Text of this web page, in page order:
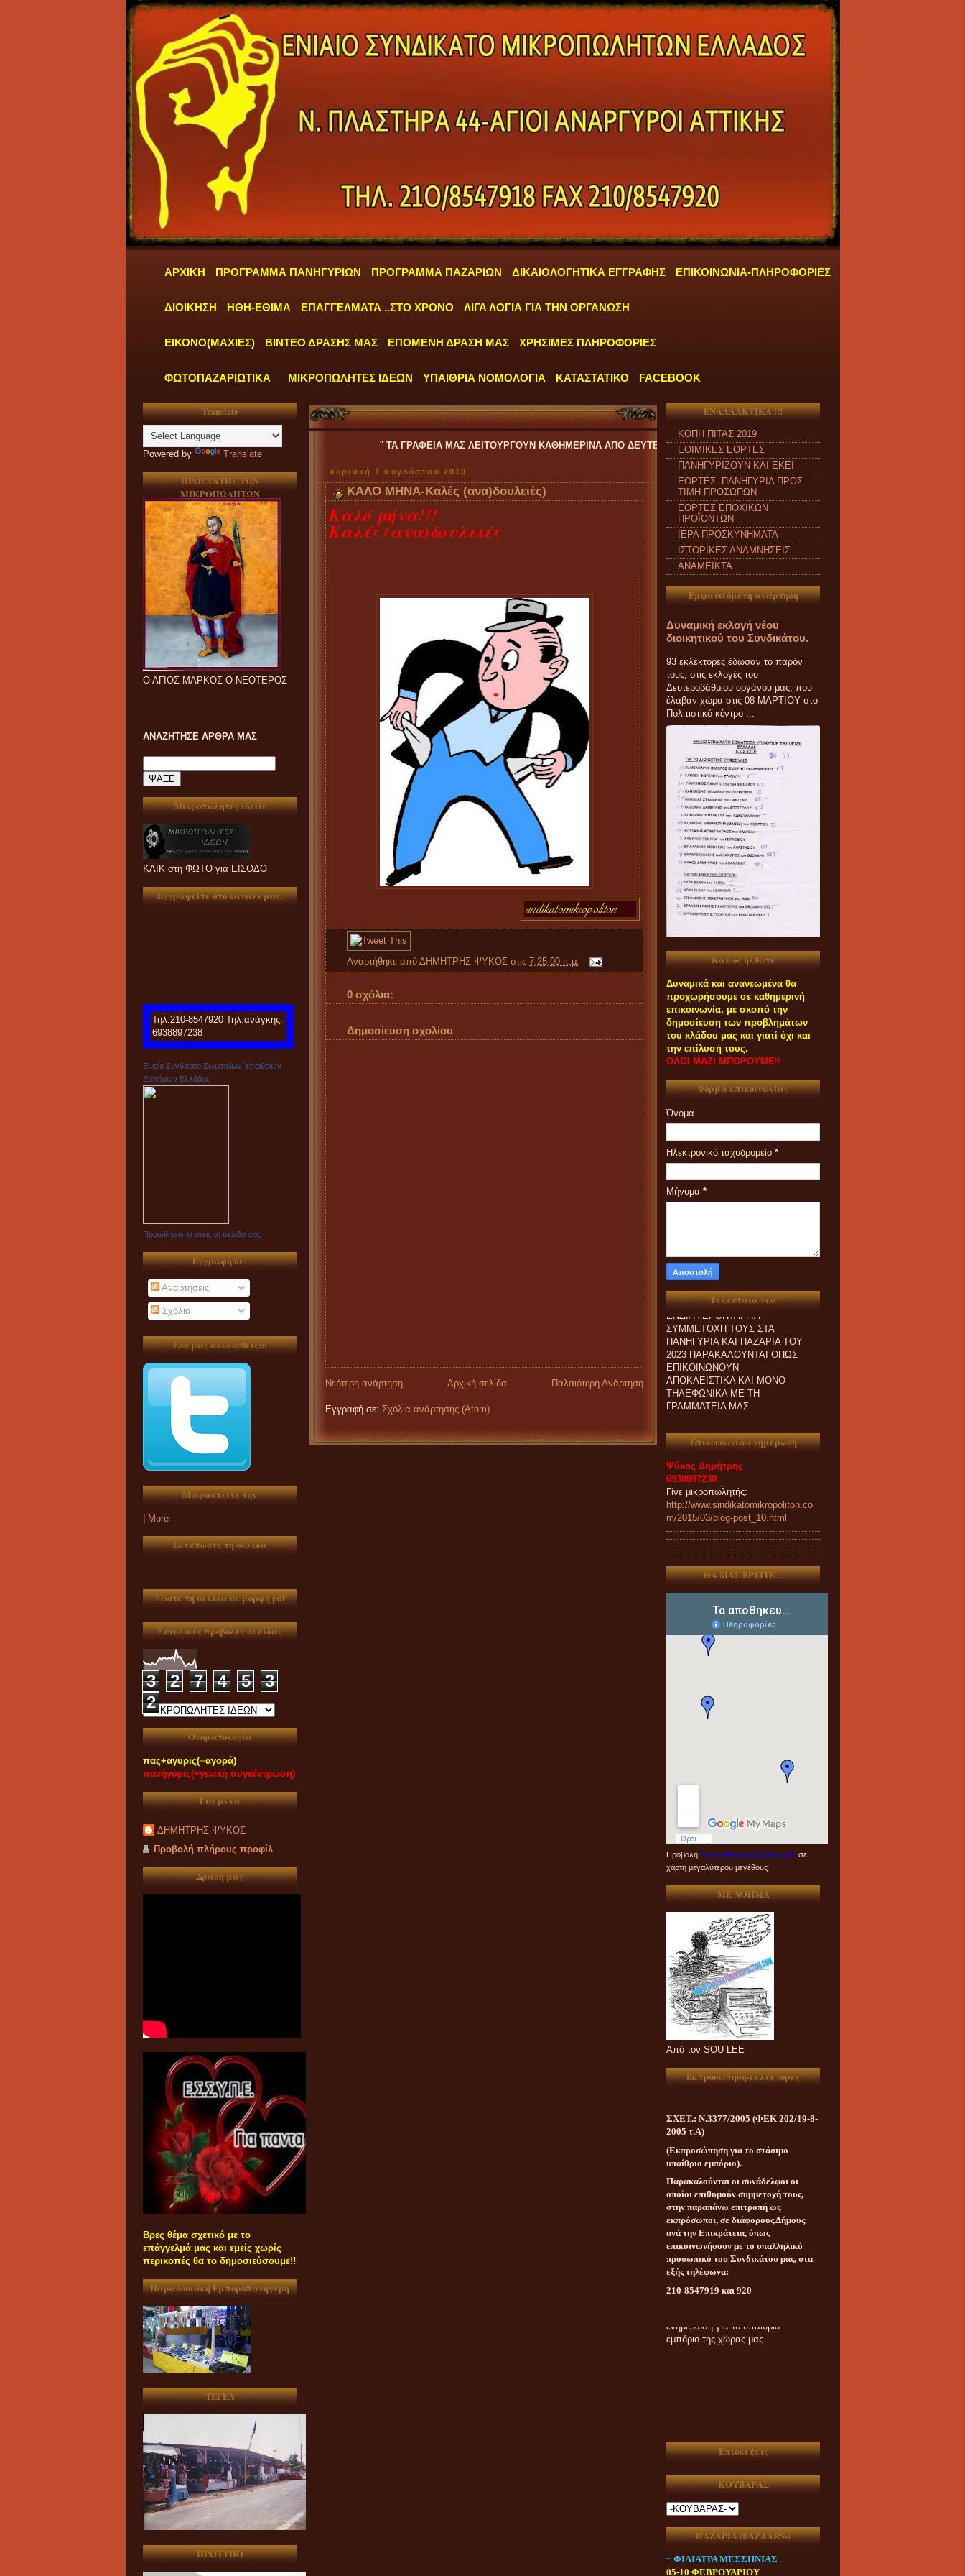
ΑΡΧΙΚΗ ΠΡΟΓΡΑΜΜΑ ΠΑΝΗΓΥΡΙΩΝ ΠΡΟΓΡΑΜΜΑ ΠΑΖΑΡΙΩΝ ΔΙΚΑΙΟΛΟΓΗΤΙΚΑ ΕΓΓΡΑΦΗΣ ΕΠΙΚΟΙΝΩΝΙΑ-ΠΛΗΡΟΦΟΡΙΕΣ
ΔΙΟΙΚΗΣΗ ΗΘΗ-ΕΘΙΜΑ ΕΠΑΓΓΕΛΜΑΤΑ ..ΣΤΟ ΧΡΟΝΟ ΛΙΓΑ ΛΟΓΙΑ ΓΙΑ ΤΗΝ ΟΡΓΑΝΩΣΗ
ΕΙΚΟΝΟ(ΜΑΧΙΕΣ) ΒΙΝΤΕΟ ΔΡΑΣΗΣ ΜΑΣ ΕΠΟΜΕΝΗ ΔΡΑΣΗ ΜΑΣ ΧΡΗΣΙΜΕΣ ΠΛΗΡΟΦΟΡΙΕΣ
ΦΩΤΟΠΑΖΑΡΙΩΤΙΚΑ ΜΙΚΡΟΠΩΛΗΤΕΣ ΙΔΕΩΝ ΥΠΑΙΘΡΙΑ ΝΟΜΟΛΟΓΙΑ ΚΑΤΑΣΤΑΤΙΚΟ FACEBOOK
Translate
Powered by Translate
ΠΡΟΣΤΑΤΗΣ ΤΩΝ
ΜΙΚΡΟΠΩΛΗΤΩΝ
Ο ΑΓΙΟΣ ΜΑΡΚΟΣ Ο ΝΕΟΤΕΡΟΣ
ΑΝΑΖΗΤΗΣΕ ΑΡΘΡΑ ΜΑΣ
Μικροπωλητές ιδεών
ΚΛΙΚ στη ΦΩΤΟ για ΕΙΣΟΔΟ
Εγγραφείτε στο κανάλι μας.
Τηλ.210-8547920 Τηλ.ανάγκης:
6938897238
Ενιαίο Συνδικάτο Σωματείων Υπαιθρίων
Εμπόρων Ελλάδας
Προωθήστε κι εσείς τη σελίδα σας
Εγγραφή σε:
Αναρτήσεις
Σχόλια
Εσύ μας ακολουθείς:::
Μοιραστείτε την
More
Εκτυπώστε τη σελίδα
Σώστε τη σελίδα σε μορφή pdf
Συνολικές προβολές σελίδας
3 2 7 4 5
3
2
Ονοματολογία
πας+αγυρις(=αγορά)
πανήγυρις(=γενική συγκέντρωση)
Για μένα
ΔΗΜΗΤΡΗΣ ΨΥΚΟΣ
Προβολή πλήρους προφίλ
Δράση μας
Βρες θέμα σχετικό με το
επάγγελμά μας και εμείς χωρίς
περικοπές θα το δημοσιεύσουμε!!
Παραδοσιακή Εμποροπανήγυρη
ΤΕΓΕΑ
ΠΡΟΤΥΠΟ
ΤΑ ΓΡΑΦΕΙΑ ΜΑΣ ΛΕΙΤΟΥΡΓΟΥΝ ΚΑΘΗΜΕΡΙΝΑ ΑΠΟ ΔΕΥΤΕΡΑ έως ΠΑΡΑΣΚΕΥΗ και από ώρα 09:00 π.μ. έως 04:00 μ.μ.
κυριακή 1 αυγούστου 2010
ΚΑΛΟ ΜΗΝΑ-Καλές (ανα)δουλειές)
Kαλό μήνα!!!
Καλές (ανα)δουλειές
Αναρτήθηκε από ΔΗΜΗΤΡΗΣ ΨΥΚΟΣ στις 7:25:00 π.μ.
0 σχόλια:
Δημοσίευση σχολίου
Νεότερη ανάρτηση Παλαιότερη Ανάρτηση
Αρχική σελίδα
Εγγραφή σε: Σχόλια ανάρτησης (Atom)
ΕΝΑΛΛΑΚΤΙΚΑ !!!
ΚΟΠΗ ΠΙΤΑΣ 2019
ΕΘΙΜΙΚΕΣ ΕΟΡΤΕΣ
ΠΑΝΗΓΥΡΙΖΟΥΝ ΚΑΙ ΕΚΕΙ
ΕΟΡΤΕΣ -ΠΑΝΗΓΥΡΙΑ ΠΡΟΣ
ΤΙΜΗ ΠΡΟΣΩΠΩΝ
ΕΟΡΤΕΣ ΕΠΟΧΙΚΩΝ
ΠΡΟΪΟΝΤΩΝ
ΙΕΡΑ ΠΡΟΣΚΥΝΗΜΑΤΑ
ΙΣΤΟΡΙΚΕΣ ΑΝΑΜΝΗΣΕΙΣ
ΑΝΑΜΕΙΚΤΑ
Εμφανιζόμενη ανάρτηση
Δυναμική εκλογή νέου
διοικητικού του Συνδικάτου.
93 εκλέκτορες έδωσαν το παρόν
τους, στις εκλογές του
Δευτεροβάθμιου οργάνου μας, που
έλαβαν χώρα στις 08 ΜΑΡΤΙΟΥ στο
Πολιτιστικό κέντρο ...
Καλώς ήλθατε
Δυναμικά και ανανεωμένα θα
προχωρήσουμε σε καθημερινή
επικοινωνία, με σκοπό την
δημοσίευση των προβλημάτων
του κλάδου μας και γιατί όχι και
την επίλυσή τους.
ΟΛΟΙ ΜΑΖΙ ΜΠΟΡΟΥΜΕ!!
Φόρμα επικοινωνίας
Όνομα
Ηλεκτρονικό ταχυδρομείο *
Μήνυμα *
Τελευταία νέα
ΟΙ ΣΥΝΑΔΕΛΦΟΙ ΠΟΥ
ΕΝΔΙΑΦΕΡΟΝΤΑΙ ΓΙΑ
ΠΑΝΗΓΥΡΙΑ ΚΑΙ ΠΑZΑΡΙΑ ΤΟΥ
2023 ΠΑΡΑΚΑΛΟΥΝΤΑΙ ΟΠΩΣ
ΕΠΙΚΟΙΝΩΝΟΥΝ
ΑΠΟΚΛΕΙΣΤΙΚΑ ΚΑΙ ΜΟΝΟ
ΤΗΛΕΦΩΝΙΚΑ ΜΕ ΤΗ
ΓΡΑΜΜΑΤΕΙΑ ΜΑΣ.
Επικοινωνία-ενημέρωση
Ψύκος Δημήτρης
6938897238
Γίνε μικροπωλητής:
http://www.sindikatomikropoliton.co
m/2015/03/blog-post_10.html
ΘΑ ΜΑΣ ΒΡΕΙΤΕ ...
Προβολή Τα αποθηκευμένα μέρη μου σε
χάρτη μεγαλύτερου μεγέθους
ME NOHMA
Aπό τον SOU LEE
Εκπροσώπηση-εκλέκτορες
ΣΧΕΤ.: Ν.3377/2005 (ΦΕΚ 202/19-8-
2005 τ.Α)
(Εκπροσώπηση για το στάσιμο
υπαίθριο εμπόριο).
Παρακαλούνται οι συνάδελφοι οι
οποίοι επιθυμούν συμμετοχή τους,
στην παραπάνω επιτροπή ως
εκπρόσωποι, σε διάφορους Δήμους
ανά την Επικράτεια, όπως
επικοινωνήσουν με το υπαλληλικό
προσωπικό του Συνδικάτου μας, στα
εξής τηλέφωνα:
210-8547919 και 920
εμπόριο της χώρας μας
Επισκέψεις
ΚΟΥΒΑΡΑΣ
ΠΑΖΑΡΙΑ (ΒAZAARS-)
~ ΦΙΛΙΑΤΡΑ ΜΕΣΣΗΝΙΑΣ
05-10 ΦΕΒΡΟΥΑΡΙΟΥ